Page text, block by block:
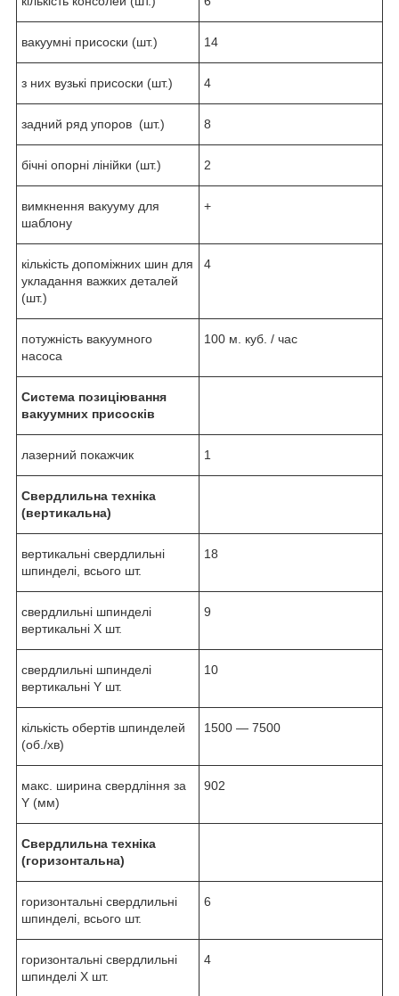
вакуумні присоски (шт.) 14
з них вузькі присоски (шт.) 4
задний ряд упоров (шт.) 8
бічні опорні лінійки (шт.) 2
вимкнення вакууму для
шаблону
+
кількість допоміжних шин для
укладання важких деталей
(шт.)
4
потужність вакуумного
насоса
100 м. куб. / час
Система позиціювання
вакуумних присосків
лазерний покажчик 1
Свердлильна техніка
(вертикальна)
вертикальні свердлильні
шпинделі, всього шт.
18
свердлильні шпинделі
вертикальні X шт.
9
свердлильні шпинделі
вертикальні Y шт.
10
кількість обертів шпинделей
(об./хв)
1500 ― 7500
макс. ширина свердління за
Y (мм)
902
Свердлильна техніка
(горизонтальна)
горизонтальні свердлильні
шпинделі, всього шт.
6
горизонтальні свердлильні
шпинделі X шт.
4